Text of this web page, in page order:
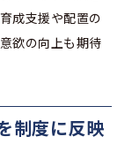
成支援や配置の
欲の向上も期待
制度に反映